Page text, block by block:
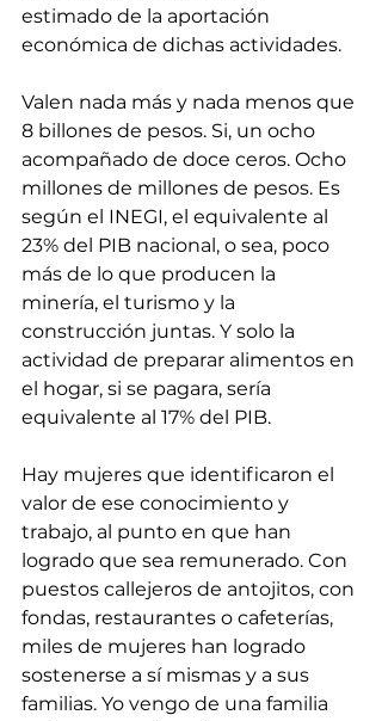
estimado de la aportación
económica de dichas actividades.
Valen nada más y nada menos que
8 billones de pesos. Si, un ocho
acompañado de doce ceros. Ocho
millones de millones de pesos. Es
según el INEGI, el equivalente al
23% del PIB nacional, o sea, poco
más de lo que producen la
minería, el turismo y la
construcción juntas. Y solo la
actividad de preparar alimentos en
el hogar, si se pagara, sería
equivalente al 17% del PIB.
Hay mujeres que identificaron el
valor de ese conocimiento y
trabajo, al punto en que han
logrado que sea remunerado. Con
puestos callejeros de antojitos, con
fondas, restaurantes o cafeterías,
miles de mujeres han logrado
sostenerse a sí mismas y a sus
familias. Yo vengo de una familia